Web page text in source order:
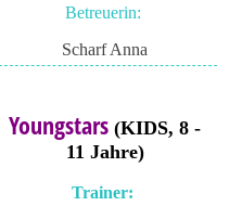
Betreuerin:
Scharf Anna
Youngstars (KIDS, 8 -
11 Jahre)
Trainer: